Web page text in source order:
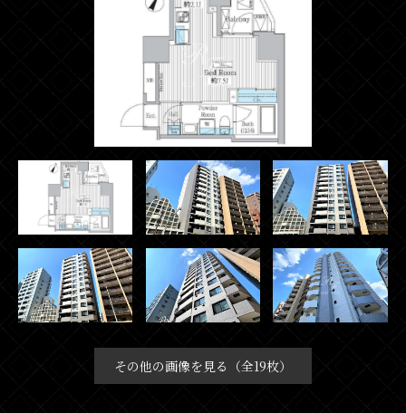
その他の画像を見る（全19枚）